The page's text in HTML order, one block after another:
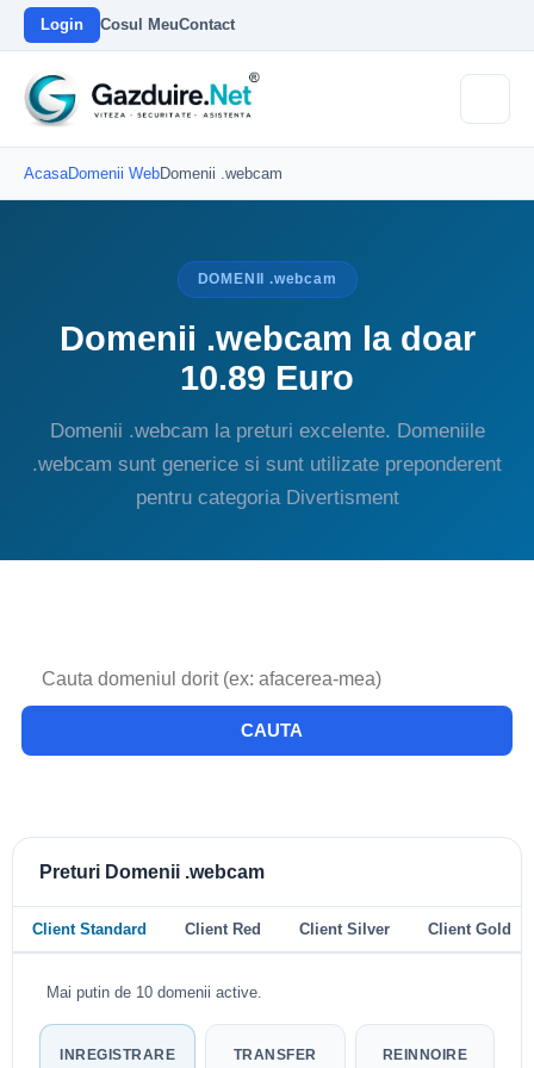
Login Cosul MeuContact
AcasaDomenii WebDomenii .webcam
DOMENII .webcam
Domenii .webcam la doar
10.89 Euro
Domenii .webcam la preturi excelente. Domeniile
.webcam sunt generice si sunt utilizate preponderent
pentru categoria Divertisment
CAUTA
Preturi Domenii .webcam
Client Standard Client Red Client Silver Client Gold
Mai putin de 10 domenii active.
INREGISTRARE TRANSFER REINNOIRE